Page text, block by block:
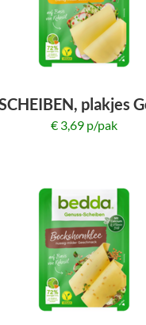
plakjes
150g
€ 3,69 p/pak